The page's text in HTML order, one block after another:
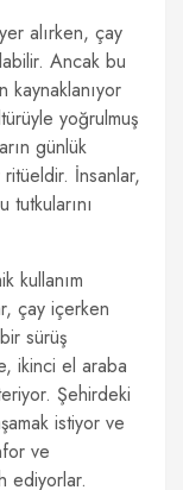
alırken, çay
Ancak bu
kaynaklanıyor
yoğrulmuş
günlük
İnsanlar,
kullanım
çay içerken
sürüş
ikinci el araba
Şehirdeki
istiyor ve
ve
ediyorlar.